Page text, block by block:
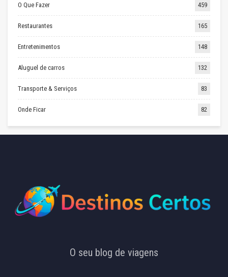
O Que Fazer 459
Restaurantes 165
Entretenimentos 148
Aluguel de carros 132
Transporte & Serviços 83
Onde Ficar 82
O seu blog de viagens